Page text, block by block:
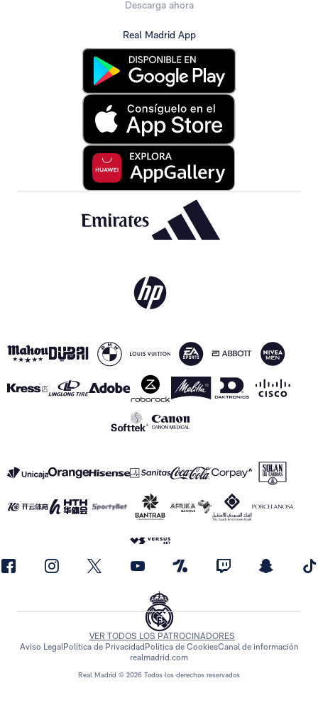
Descarga ahora
Real Madrid App
Real Madrid © 2026 Todos los derechos reservados
VER TODOS LOS PATROCINADORES
Aviso LegalPolítica de Privacidad Política de CookiesCanal de información
realmadrid.com